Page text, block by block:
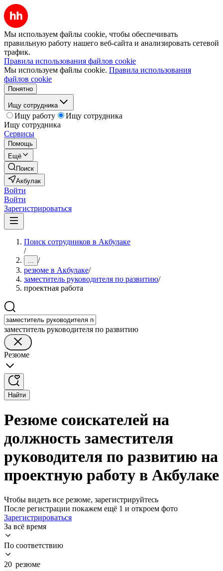
Мы используем файлы cookie, чтобы обеспечивать
правильную работу нашего веб-сайта и анализировать сетевой
трафик.
Правила использования файлов cookie
Мы используем файлы cookie. Правила использования
файлов cookie
Понятно
Ищу сотрудника
Ищу работу
Ищу сотрудника
Ищу сотрудника
Сервисы
Помощь
Ещё
Поиск
Акбулак
Войти
Войти
Зарегистрироваться
Поиск сотрудников в Акбулаке
/
... /
резюме в Акбулаке/
заместитель руководителя по развитию/
проектная работа
заместитель руководителя по развитию
Резюме
Найти
Резюме соискателей на
должность заместителя
руководителя по развитию на
проектную работу в Акбулаке
Чтобы видеть все резюме, зарегистрируйтесь
После регистрации покажем ещё 1 и откроем фото
Зарегистрироваться
За всё время
По соответствию
20 резюме